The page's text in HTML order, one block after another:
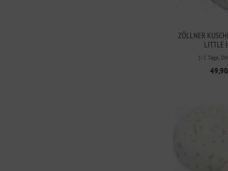
ZÖLLNER
LITTLE
1-2 Tage,